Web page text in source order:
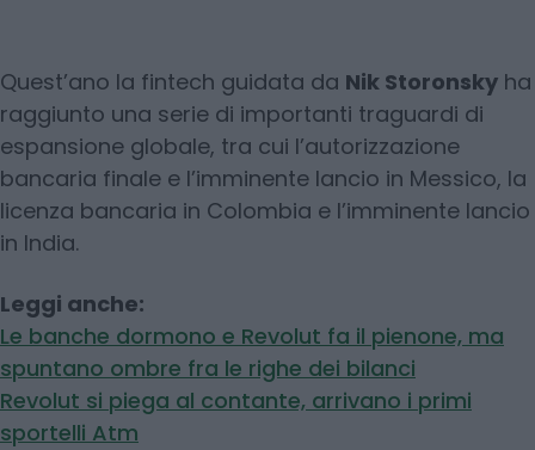
Quest’ano la fintech guidata da Nik Storonsky ha
raggiunto una serie di importanti traguardi di
espansione globale, tra cui l’autorizzazione
bancaria finale e l’imminente lancio in Messico, la
licenza bancaria in Colombia e l’imminente lancio
in India.
Leggi anche:
Le banche dormono e Revolut fa il pienone, ma
spuntano ombre fra le righe dei bilanci
Revolut si piega al contante, arrivano i primi
sportelli Atm